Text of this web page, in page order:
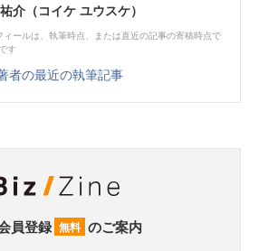
介（コイケ ユウスケ）
ィールは、執筆時点、または直近の記事の寄稿時点で
す
者の最近の執筆記事
員登録 無料 のご案内